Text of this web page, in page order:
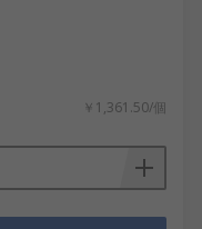
￥1,361.50/個